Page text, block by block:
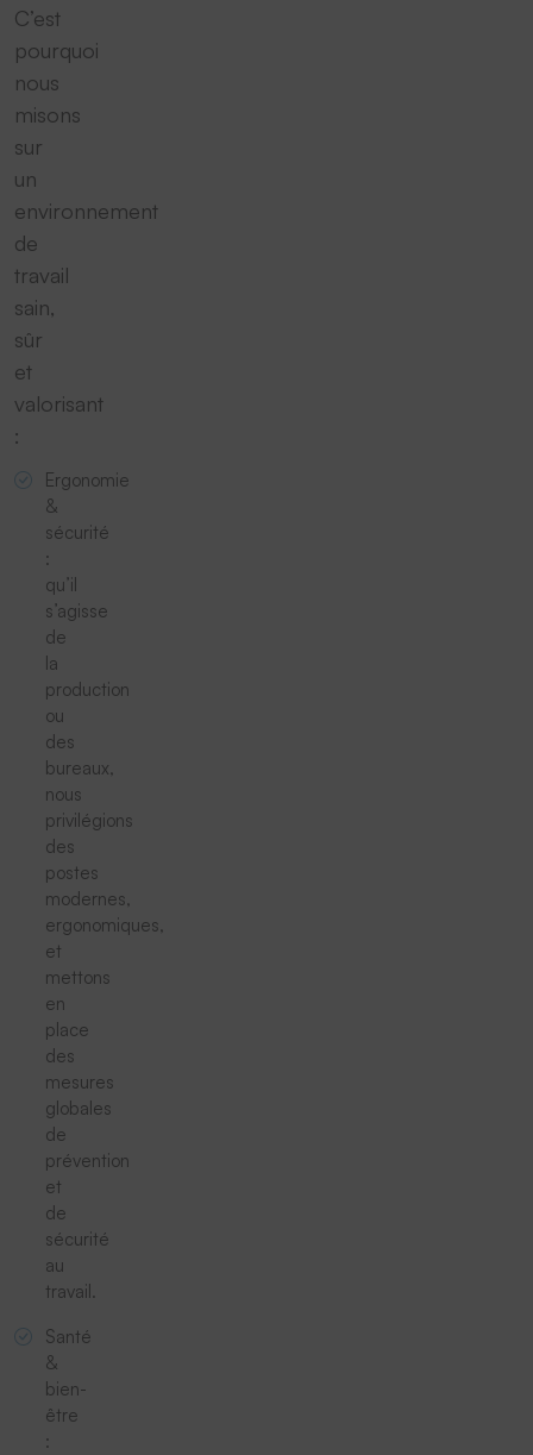
C’est
pourquoi
nous
misons
sur
un
environnement
de
travail
sain,
sûr
et
valorisant
:
Ergonomie
&
sécurité
:
qu’il
s’agisse
de
la
production
ou
des
bureaux,
nous
privilégions
des
postes
modernes,
ergonomiques,
et
mettons
en
place
des
mesures
globales
de
prévention
et
de
sécurité
au
travail.
Santé
&
bien-
être
: